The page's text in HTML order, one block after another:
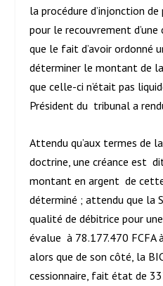
la procédure d’injonction de
pour le recouvrement
que le fait d’avoir ordonné
déterminer le montant de
que celle-ci n’était pas
Président du tribunal a
Attendu qu’aux termes de
doctrine, une créance est
montant en argent de
déterminé ; attendu que la
qualité de débitrice pour
évalue à 78.177.470 FCFA
alors que de son côté, la
cessionnaire, fait état de